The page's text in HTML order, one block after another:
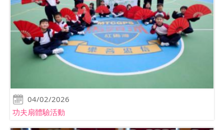
04/02/2026
功夫扇體驗活動